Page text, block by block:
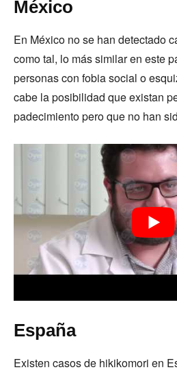
México
En México no se han detectado
como tal, lo más similar en este
personas con fobia social o
cabe la posibilidad que existan
padecimiento pero que no han
España
Existen casos de hikikomori en